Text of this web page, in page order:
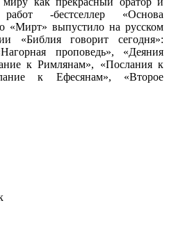
-бестселлер «Основа
«Мирт» выпустило на русском
«Библия говорит сегодня»:
проповедь», «Деяния
к Римлянам», «Послания к
к Ефесянам», «Второе